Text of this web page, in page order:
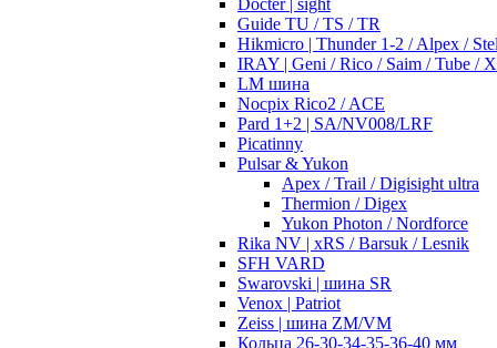
Docter | sight
Guide TU / TS / TR
Hikmicro | Thunder 1-2 / Alpex /
IRAY | Geni / Rico / Saim / Tube /
LM шина
Nocpix Rico2 / ACE
Pard 1+2 | SA/NV008/LRF
Picatinny
Pulsar & Yukon
Apex / Trail / Digisight ultra
Thermion / Digex
Yukon Photon / Nordforce
Rika NV | xRS / Barsuk / Lesnik
SFH VARD
Swarovski | шина SR
Venox | Patriot
Zeiss | шина ZM/VM
Кольца 26-30-34-35-36-40 мм